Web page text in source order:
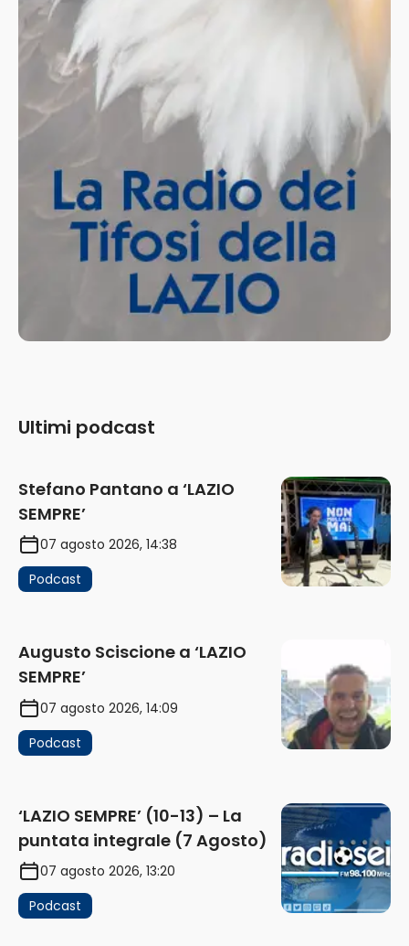
Ultimi podcast
Stefano Pantano a ‘LAZIO
SEMPRE’
07 agosto 2026, 14:38
Podcast
Augusto Sciscione a ‘LAZIO
SEMPRE’
07 agosto 2026, 14:09
Podcast
‘LAZIO SEMPRE’ (10-13) – La
puntata integrale (7 Agosto)
07 agosto 2026, 13:20
Podcast